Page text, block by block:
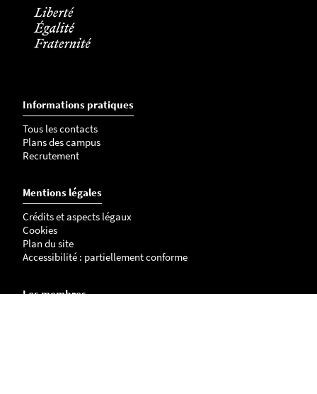
Informations pratiques
Tous les contacts
Plans des campus
Recrutement
Mentions légales
Crédits et aspects légaux
Cookies
Plan du site
Accessibilité : partiellement conforme
Les membres